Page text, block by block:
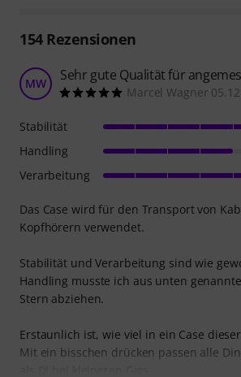
154Rezensionen
MW Sehr gute Qualität für
Marcel Wagner
Das Case wird für den Transport von
Kopfhörern verwendet.
Stabilität und Verarbeitung sind wie
Handling musste ich aus unten
Stern abziehen.
Erstaunlich ist, wie viel in ein Case
Mit ein bisschen drücken passen alle
Stabilität
Handling
Verarbeitung